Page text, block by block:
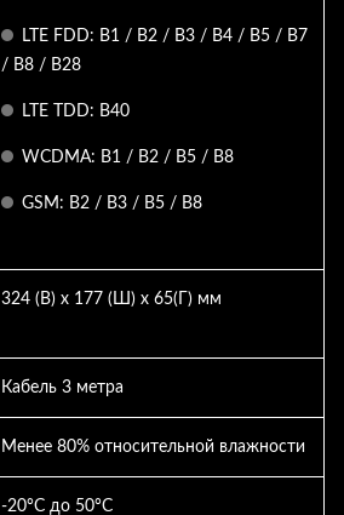
LTE FDD: B1 / B2 / B3 / B4 / B5 / B7
/ B8 / B28
LTE TDD: B40
WCDMA: B1 / B2 / B5 / B8
GSM: B2 / B3 / B5 / B8
324 (В) x 177 (Ш) x 65(Г) мм
Кабель 3 метра
Менее 80% относительной влажности
-20°C до 50°C